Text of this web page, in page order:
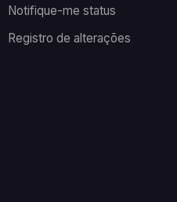
Notifique-me status
Registro de alterações